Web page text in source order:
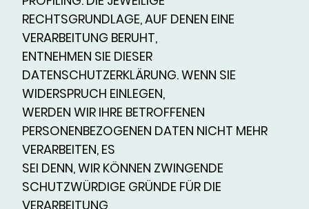
RECHTSGRUNDLAGE, AUF DENEN EINE
VERARBEITUNG BERUHT,
ENTNEHMEN SIE DIESER
DATENSCHUTZERKLÄRUNG. WENN SIE
WIDERSPRUCH EINLEGEN,
WERDEN WIR IHRE BETROFFENEN
PERSONENBEZOGENEN DATEN NICHT MEHR
VERARBEITEN, ES
SEI DENN, WIR KÖNNEN ZWINGENDE
SCHUTZWÜRDIGE GRÜNDE FÜR DIE
VERARBEITUNG